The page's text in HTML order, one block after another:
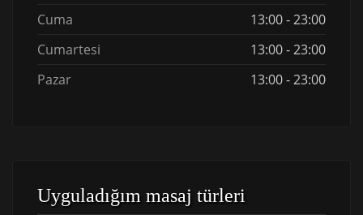
Cuma
13:00 - 23:00
Cumartesi
13:00 - 23:00
Pazar
13:00 - 23:00
Uyguladığım masaj türleri